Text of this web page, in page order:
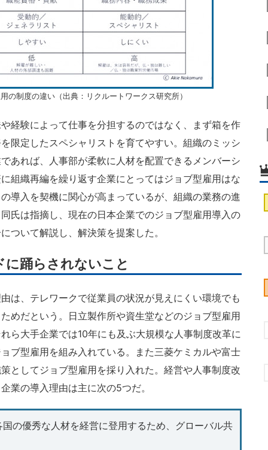
の制度の違い（出典：リクルートワークス研究所）
験によって仕事を分担するのではなく、まず箱を作
限定したスペシャリストを育てやすい。組織のミッシ
あれば、人事部が柔軟に人材を配置できるメンバーシ
組織再編を繰り返す企業にとってはジョブ型雇用はな
導入を契機に関心が高まっているが、組織の業務の進
氏は指摘し、現在の日本企業でのジョブ型雇用導入の
ついて解説し、解決策を提案した。
踊らされないこと
、テレワークで従業員の状況が見えにくい環境でも
めだという。日立製作所や資生堂などのジョブ型雇用
ら大手企業では10年にも及ぶ大規模な人事制度改革に
ブ型雇用を組み入れている。また三菱ケミカルや富士
としてジョブ型雇用を採り入れた。経営や人事制度改
業の導入理由は主に次の5つだ。
の優秀な人材を経営に登用するため、グローバル共